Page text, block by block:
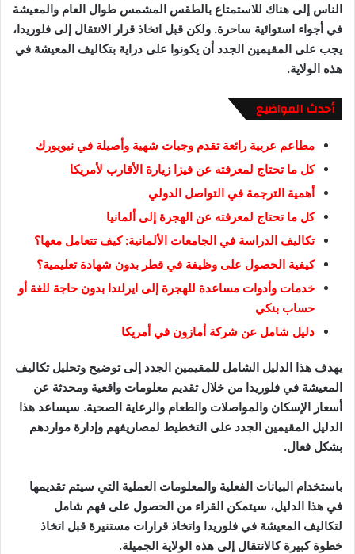
الناس إلى هناك للاستمتاع بالطقس المشمس طوال العام والمعيشة
في أجواء استوائية ساحرة. ولكن قبل اتخاذ قرار الانتقال إلى فلوريدا،
يجب على المقيمين الجدد أن يكونوا على دراية بتكاليف المعيشة في
هذه الولاية.
أحدث المواضيع
مطاعم عربية رائعة تقدم وجبات شهية وأصيلة في نيويورك
كل ما تحتاج لمعرفته عن فيزا زيارة الأقارب لأمريكا
أهمية الترجمة في التواصل الدولي
كل ما تحتاج لمعرفته عن الهجرة إلى ألمانيا
تكاليف الدراسة في الجامعات الألمانية: كيف تتعامل معها؟
كيفية الحصول على وظيفة في قطر بدون شهادة تعليمية؟
خدمات وأدوات مساعدة للهجرة إلى ايرلندا بدون حاجة للغة أو
حساب بنكي
دليل شامل عن شركة أمازون في أمريكا
يهدف هذا الدليل الشامل للمقيمين الجدد إلى توضيح وتحليل تكاليف
المعيشة في فلوريدا من خلال تقديم معلومات واقعية ومحدثة عن
أسعار الإسكان والمواصلات والطعام والرعاية الصحية. سيساعد هذا
الدليل المقيمين الجدد على التخطيط لمصاريفهم وإدارة مواردهم
بشكل فعال.
باستخدام البيانات الفعلية والمعلومات العملية التي سيتم تقديمها
في هذا الدليل، سيتمكن القراء من الحصول على فهم شامل
لتكاليف المعيشة في فلوريدا واتخاذ قرارات مستنيرة قبل اتخاذ
خطوة كبيرة كالانتقال إلى هذه الولاية الجميلة.